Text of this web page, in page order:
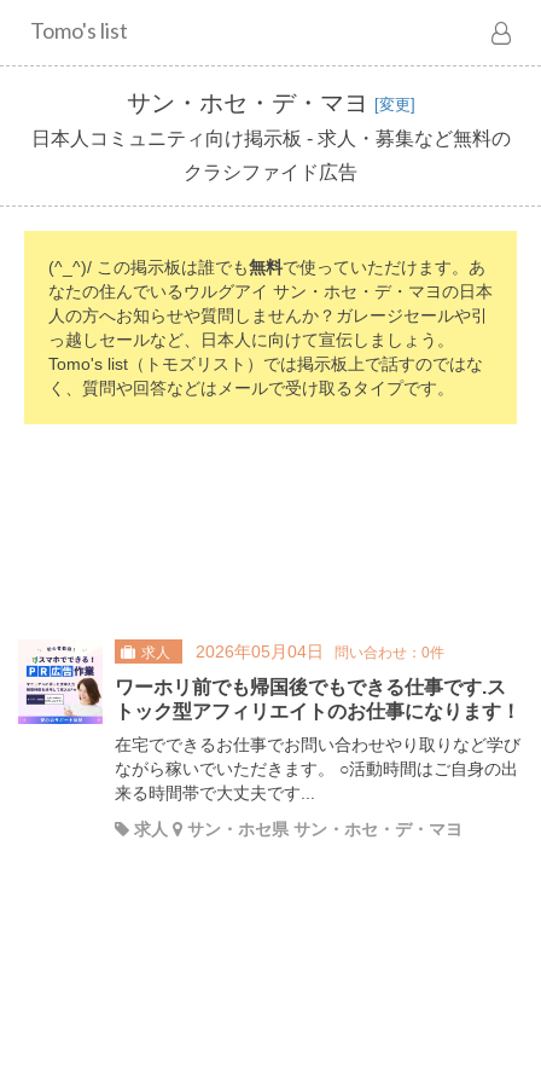
Tomo's list
サン・ホセ・デ・マヨ [変更]
日本人コミュニティ向け掲示板 - 求人・募集など無料の
クラシファイド広告
(^_^)/ この掲示板は誰でも無料で使っていただけます。あ
なたの住んでいるウルグアイ サン・ホセ・デ・マヨの日本
人の方へお知らせや質問しませんか？ガレージセールや引
っ越しセールなど、日本人に向けて宣伝しましょう。
Tomo's list（トモズリスト）では掲示板上で話すのではな
く、質問や回答などはメールで受け取るタイプです。
求人 2026年05月04日 問い合わせ：0件
ワーホリ前でも帰国後でもできる仕事です.ス
トック型アフィリエイトのお仕事になります！
在宅でできるお仕事でお問い合わせやり取りなど学び
ながら稼いでいただきます。 ○活動時間はご自身の出
来る時間帯で大丈夫です...
求人
サン・ホセ県 サン・ホセ・デ・マヨ